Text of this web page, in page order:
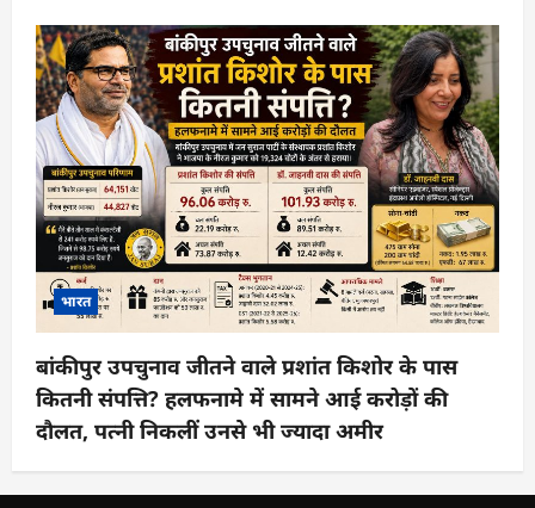
भारत
बांकीपुर उपचुनाव जीतने वाले प्रशांत किशोर के पास
कितनी संपत्ति? हलफनामे में सामने आई करोड़ों की
दौलत, पत्नी निकलीं उनसे भी ज्यादा अमीर